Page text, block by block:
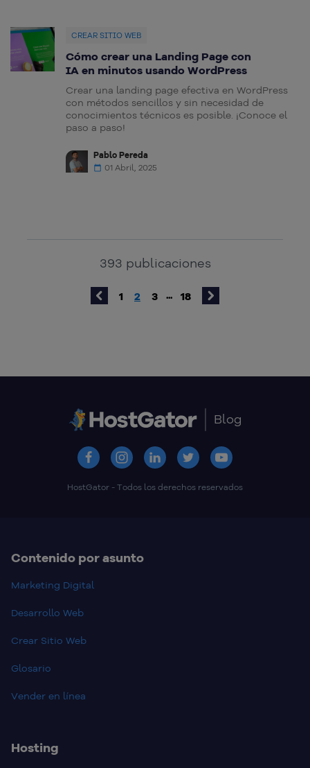
CREAR SITIO WEB
Cómo crear una Landing Page con
IA en minutos usando WordPress
Crear una landing page efectiva en WordPress
con métodos sencillos y sin necesidad de
conocimientos técnicos es posible. ¡Conoce el
paso a paso!
Pablo Pereda
01 Abril, 2025
393 publicaciones
1 2 3 ... 18
Blog
HostGator - Todos los derechos reservados
Contenido por asunto
Marketing Digital
Desarrollo Web
Crear Sitio Web
Glosario
Vender en línea
Hosting